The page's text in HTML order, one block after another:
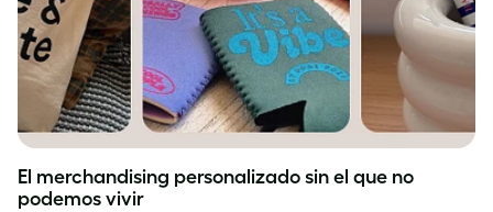
El merchandising personalizado sin el que no
podemos vivir